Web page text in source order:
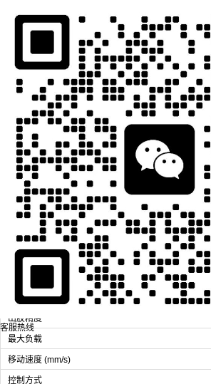
：车灯密封、线束固定、传感器封装。家电行业：
精密制造 ：五金塑胶件粘接、医疗器件
设备参数信息
型号
工作行程 X/Y/Z (mm)
编程方式
可运动图形轨迹
点胶阀
点胶桶
设备重复精度
出胶频率
出胶精度
最大负载
移动速度 (mm/s)
控制方式
客服热线